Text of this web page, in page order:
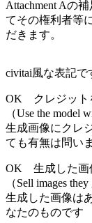
Attachment Aの
てその権利者等
だきます。
civitai風な表記で
OK クレジット
（Use the model
生成画像にクレ
ても有無は問い
OK 生成した画
（Sell images they
生成した画像は
なたのものです